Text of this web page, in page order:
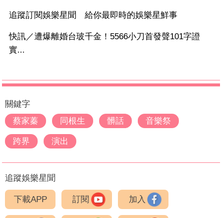
追蹤訂閱娛樂星聞 給你最即時的娛樂星鮮事
快訊／遭爆離婚台玻千金！5566小刀首發聲101字證
實...
關鍵字
蔡家蓁
同根生 髒話 音樂祭
跨界 演出
追蹤娛樂星聞
下載APP 訂閱 加入